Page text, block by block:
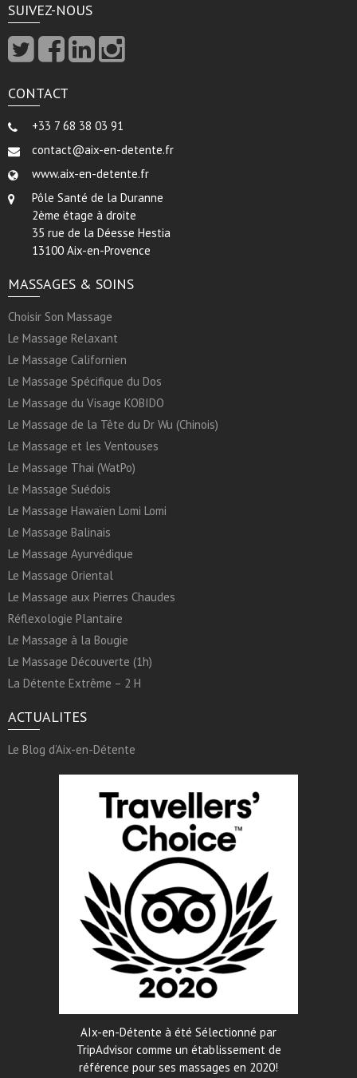
SUIVEZ-NOUS
CONTACT
+33 7 68 38 03 91
contact@aix-en-detente.fr
www.aix-en-detente.fr
Pôle Santé de la Duranne
2ème étage à droite
35 rue de la Déesse Hestia
13100 Aix-en-Provence
MASSAGES & SOINS
Choisir Son Massage
Le Massage Relaxant
Le Massage Californien
Le Massage Spécifique du Dos
Le Massage du Visage KOBIDO
Le Massage de la Tête du Dr Wu (Chinois)
Le Massage et les Ventouses
Le Massage Thai (WatPo)
Le Massage Suédois
Le Massage Hawaïen Lomi Lomi
Le Massage Balinais
Le Massage Ayurvédique
Le Massage Oriental
Le Massage aux Pierres Chaudes
Réflexologie Plantaire
Le Massage à la Bougie
Le Massage Découverte (1h)
La Détente Extrême – 2 H
ACTUALITES
Le Blog d’Aix-en-Détente
AIx-en-Détente à été Sélectionné par
TripAdvisor comme un établissement de
référence pour ses massages en 2020!